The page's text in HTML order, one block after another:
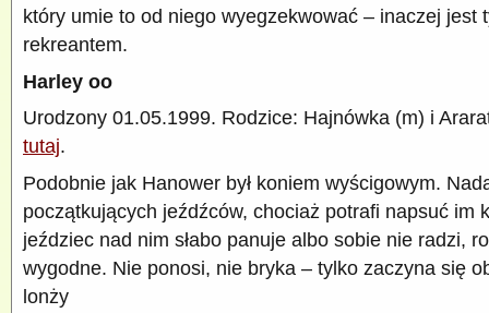
który umie to od niego wyegzekwować – inaczej jest
rekreantem.
Harley oo
Urodzony 01.05.1999. Rodzice: Hajnówka (m) i
tutaj.
Podobnie jak Hanower był koniem wyścigowym.
początkujących jeźdźców, chociaż potrafi napsuć im
jeździec nad nim słabo panuje albo sobie nie radzi,
wygodne. Nie ponosi, nie bryka – tylko zaczyna się
lonży